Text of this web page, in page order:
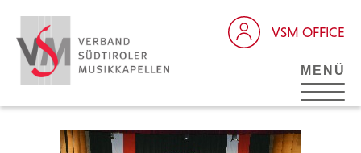
VSM OFFICE
MENÜ